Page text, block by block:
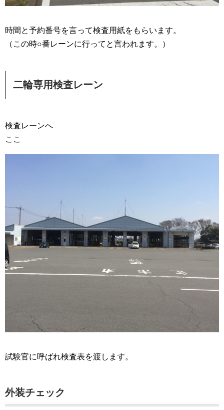
時間と予約番号を言って検査用紙をもらいます。
（この時○番レーンに行ってと言われます。）
二輪専用検査レーン
検査レーンへ
ここ
試験官に呼ばれ検査表を渡します。
外装チェック